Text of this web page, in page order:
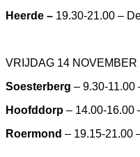
Heerde – 19.30-21.00 –
VRIJDAG 14 NOVEMBER
Soesterberg – 9.30-11.00
Hoofddorp – 14.00-16.00
Roermond – 19.15-21.00